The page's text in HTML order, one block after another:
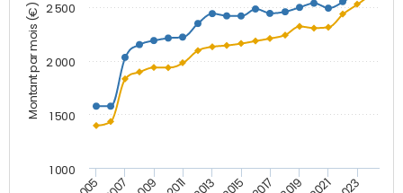
Montant par mois (€)
2011 2017
1 000
1 500
2 000
2 500